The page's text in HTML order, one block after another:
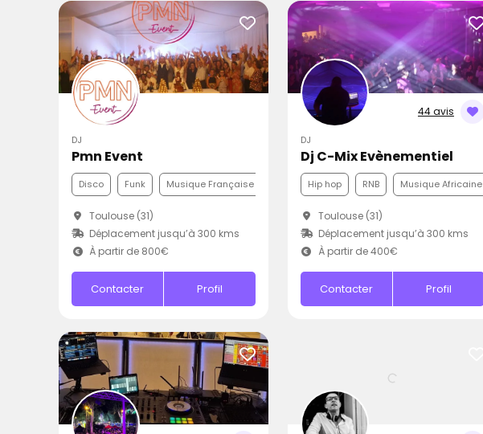
DJ
Pmn Event
Disco Funk Musique Française
Toulouse (31)
Déplacement jusqu’à 300 kms
À partir de 800€
Contacter Profil
44 avis
DJ
Dj C-Mix Evènementiel
Hip hop RNB Musique Africaine
Toulouse (31)
Déplacement jusqu’à 300 kms
À partir de 400€
Contacter Profil